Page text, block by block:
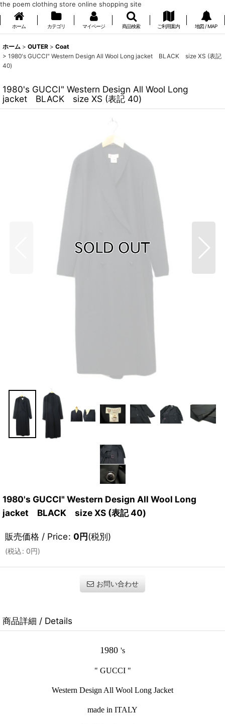
the poem clothing store online shopping site
ホーム カテゴリ マイページ 商品検索 ご利用案内 地図 / MAP
ホーム > OUTER > Coat
> 1980's GUCCI" Western Design All Wool Long jacket BLACK size XS (表記
40)
1980's GUCCI" Western Design All Wool Long
jacket BLACK size XS (表記 40)
1980's GUCCI" Western Design All Wool Long
jacket BLACK size XS (表記 40)
販売価格 / Price: 0円(税別)
(税込: 0円)
お問い合わせ
商品詳細 / Details
1980 's
" GUCCI "
Western Design All Wool Long Jacket
made in ITALY